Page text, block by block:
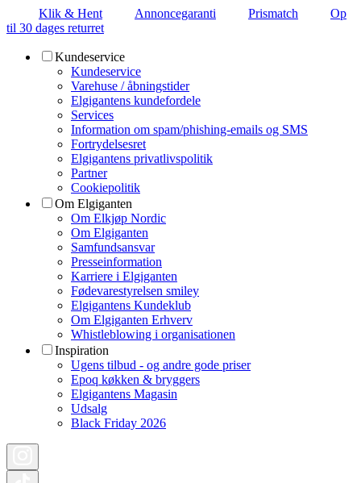
Klik & Hent Annoncegaranti Prismatch
Op
til 30 dages returret
Kundeservice
Kundeservice
Varehuse / åbningstider
Elgigantens kundefordele
Services
Information om spam/phishing-emails og SMS
Fortrydelsesret
Elgigantens privatlivspolitik
Partner
Cookiepolitik
Om Elgiganten
Om Elkjøp Nordic
Om Elgiganten
Samfundsansvar
Presseinformation
Karriere i Elgiganten
Fødevarestyrelsen smiley
Elgigantens Kundeklub
Om Elgiganten Erhverv
Whistleblowing i organisationen
Inspiration
Ugens tilbud - og andre gode priser
Epoq køkken & bryggers
Elgigantens Magasin
Udsalg
Black Friday 2026